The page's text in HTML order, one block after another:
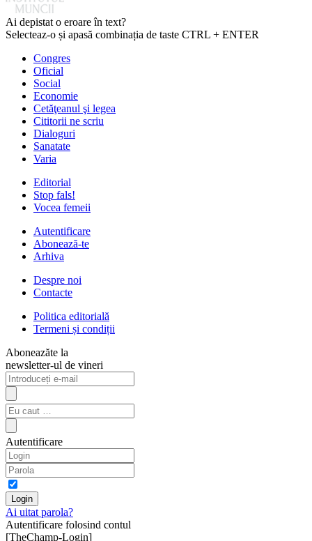
Ai depistat o eroare în text?
Selecteaz-o și apasă combinația de taste CTRL + ENTER
Congres
Oficial
Social
Economie
Cetăţeanul şi legea
Cititorii ne scriu
Dialoguri
Sanatate
Varia
Editorial
Stop fals!
Vocea femeii
Autentificare
Abonează-te
Arhiva
Despre noi
Contacte
Politica editorială
Termeni și condiții
Aboneazăte la
newsletter-ul de vineri
Autentificare
Ai uitat parola?
Autentificare folosind contul
[TheChamp-Login]